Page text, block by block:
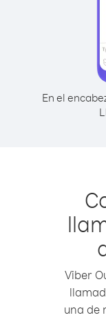
En el
Viber
una de